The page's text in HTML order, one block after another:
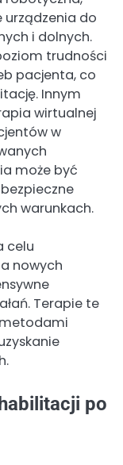
urządzenia do
i dolnych.
trudności
pacjenta, co
Innym
wirtualnej
w
może być
warunkach.
celu
nowych
Terapie te
po